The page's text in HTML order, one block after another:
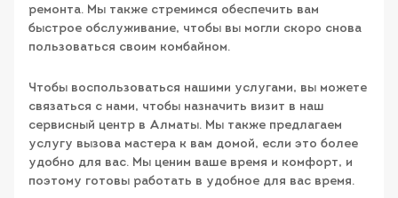
ремонта. Мы также стремимся обеспечить вам
быстрое обслуживание, чтобы вы могли скоро снова
пользоваться своим комбайном.
Чтобы воспользоваться нашими услугами, вы можете
связаться с нами, чтобы назначить визит в наш
сервисный центр в Алматы. Мы также предлагаем
услугу вызова мастера к вам домой, если это более
удобно для вас. Мы ценим ваше время и комфорт, и
поэтому готовы работать в удобное для вас время.